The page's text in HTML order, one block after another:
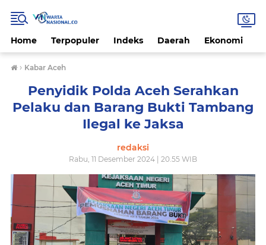
Home Terpopuler Indeks Daerah Ekonomi
› Kabar Aceh
Penyidik Polda Aceh Serahkan
Pelaku dan Barang Bukti Tambang
Ilegal ke Jaksa
redaksi
Rabu, 11 Desember 2024 | 20.55 WIB